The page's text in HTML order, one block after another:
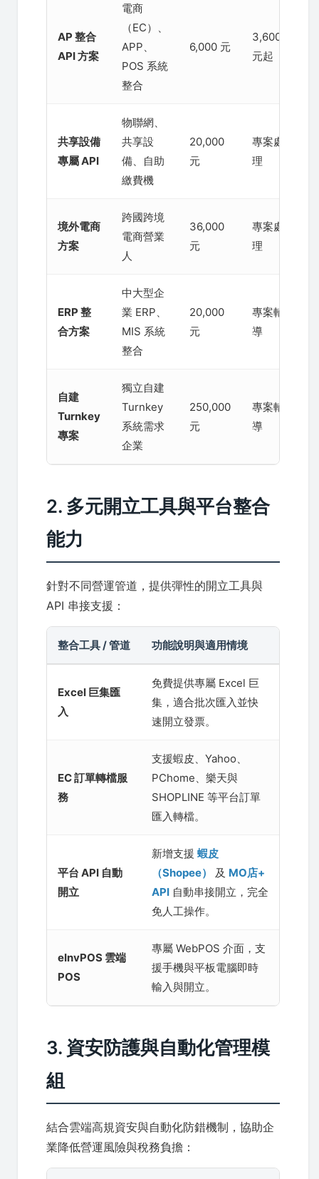
AP 整合
API 方案
電商
（EC）、
APP、
POS 系統
整合
6,000 元
3,600
元起
共享設備
專屬 API
物聯網、
共享設
備、自助
繳費機
20,000
元
專案處
理
境外電商
方案
跨國跨境
電商營業
人
36,000
元
專案處
理
ERP 整
合方案
中大型企
業 ERP、
MIS 系統
整合
20,000
元
專案輔
導
自建
Turnkey
專案
獨立自建
Turnkey
系統需求
企業
250,000
元
專案輔
導
2. 多元開立工具與平台整合
能力
針對不同營運管道，提供彈性的開立工具與
API 串接支援：
整合工具 / 管道 功能說明與適用情境
Excel 巨集匯
入
免費提供專屬 Excel 巨
集，適合批次匯入並快
速開立發票。
EC 訂單轉檔服
務
支援蝦皮、Yahoo、
PChome、樂天與
SHOPLINE 等平台訂單
匯入轉檔。
平台 API 自動
開立
新增支援 蝦皮
（Shopee）
及 MO店+
API 自動串接開立，完全
免人工操作。
eInvPOS 雲端
POS
專屬 WebPOS 介面，支
援手機與平板電腦即時
輸入與開立。
3. 資安防護與自動化管理模
組
結合雲端高規資安與自動化防錯機制，協助企
業降低營運風險與稅務負擔：